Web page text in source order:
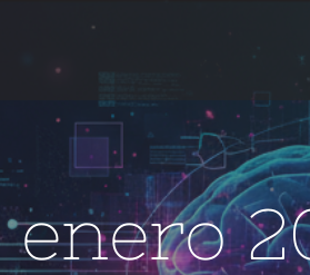
enero